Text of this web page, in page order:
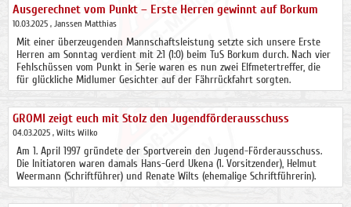
Ausgerechnet vom Punkt – Erste Herren gewinnt auf Borkum
10.03.2025 , Janssen Matthias
Mit einer überzeugenden Mannschaftsleistung setzte sich unsere Erste
Herren am Sonntag verdient mit 2:1 (1:0) beim TuS Borkum durch. Nach vier
Fehlschüssen vom Punkt in Serie waren es nun zwei Elfmetertreffer, die
für glückliche Midlumer Gesichter auf der Fährrückfahrt sorgten.
GROMI zeigt euch mit Stolz den Jugendförderausschuss
04.03.2025 , Wilts Wilko
Am 1. April 1997 gründete der Sportverein den Jugend-Förderausschuss.
Die Initiatoren waren damals Hans-Gerd Ukena (1. Vorsitzender), Helmut
Weermann (Schriftführer) und Renate Wilts (ehemalige Schriftführerin).